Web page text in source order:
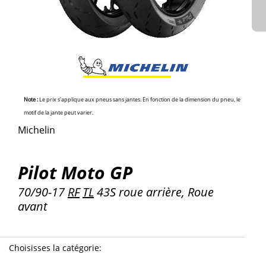
Note :Le prix s'applique aux pneus sans jantes. En fonction de la dimension du pneu, le
motif de la jante peut varier.
Michelin
Pilot Moto GP
70/90-17 RF TL43S roue arrière, Roue
avant
Choisisses la catégorie: